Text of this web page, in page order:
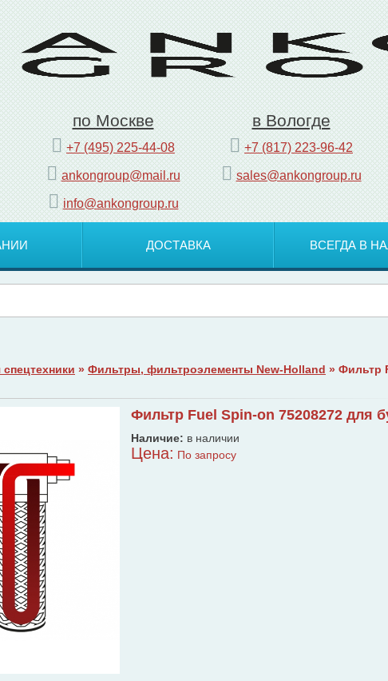
по Москве
+7 (495) 225-44-08
ankongroup@mail.ru
info@ankongroup.ru
в Вологде
+7 (817) 223-96-42
sales@ankongroup.ru
ДОСТАВКА ВСЕГДА В
» Фильтры, фильтроэлементы New-Holland » Фильтр
Фильтр Fuel Spin-on 75208272 для
Наличие: в наличии
Цена: По запросу